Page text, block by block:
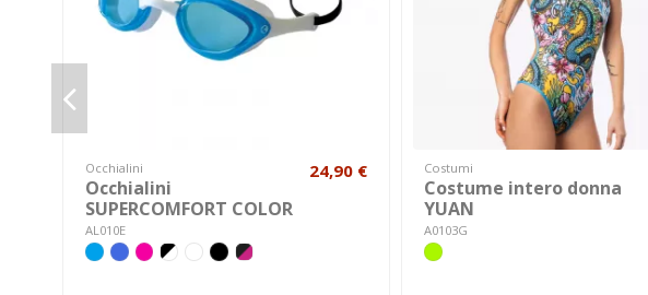
Occhialini
Occhialini
SUPERCOMFORT COLOR
AL010E
24,90 € Costumi
Costume intero donna
YUAN
A0103G